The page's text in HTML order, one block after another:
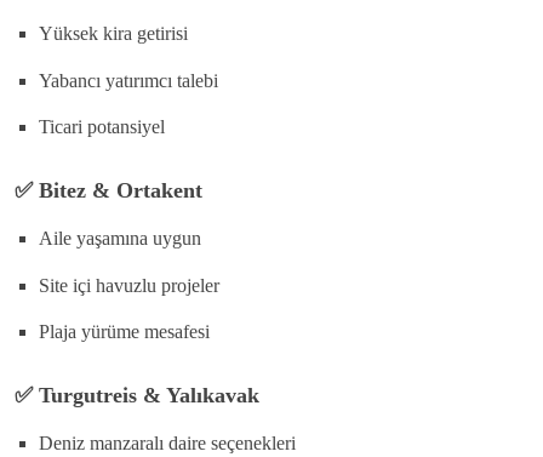
Yüksek kira getirisi
Yabancı yatırımcı talebi
Ticari potansiyel
✅Bitez & Ortakent
Aile yaşamına uygun
Site içi havuzlu projeler
Plaja yürüme mesafesi
✅Turgutreis & Yalıkavak
Deniz manzaralı daire seçenekleri